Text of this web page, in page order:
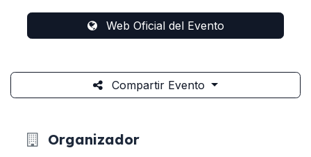
Web Oficial del Evento
Compartir Evento
Organizador